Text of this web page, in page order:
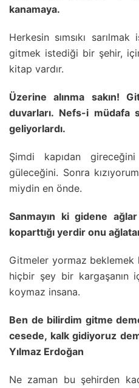
kanamaya.
Herkesin sımsıkı
gitmek istediği bir şehir,
kitap vardır.
Üzerine alınma sakın!
duvarları. Nefs-i müdafa
geliyorlardı.
Şimdi kapıdan
güleceğini. Sonra
miydin en önde.
Sanmayın ki gidene
koparttığı yerdir onu
Gitmeler yormaz
hiçbir şey bir kargaşanın
koymaz insana.
Ben de bilirdim gitme
cesede, kalk gidiyoruz
Yılmaz Erdoğan
Ne zaman bu şehirden